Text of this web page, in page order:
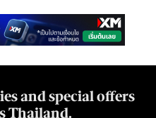
and special offers
Thailand.